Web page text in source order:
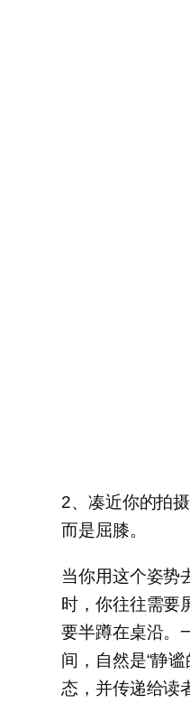
2、凑近你的拍
而是屈膝。
当你用这个姿势
时，你往往需要
要半蹲在桌沿。
间，自然是“静
态，并传递给读